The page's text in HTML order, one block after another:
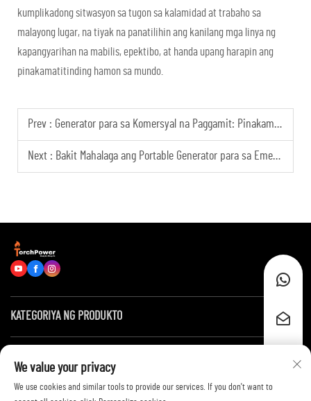
kumplikadong sitwasyon sa tugon sa kalamidad at trabaho sa
malayong lugar, na tiyak na panatilihin ang kanilang mga linya ng
kapangyarihan na mabilis, epektibo, at handa upang harapin ang
pinakamatitinding hamon sa mundo.
Prev : Generator para sa Komersyal na Paggamit: Pinakamainam na Pagpipilian para sa Standby Power ng Data Center
Next : Bakit Mahalaga ang Portable Generator para sa Emergency Power sa Malalayong Lugar?
KATEGORIYA NG PRODUKTO
Makipag-ugnayan sa Amin
We value your privacy
We use cookies and similar tools to provide our services. If you don't want to